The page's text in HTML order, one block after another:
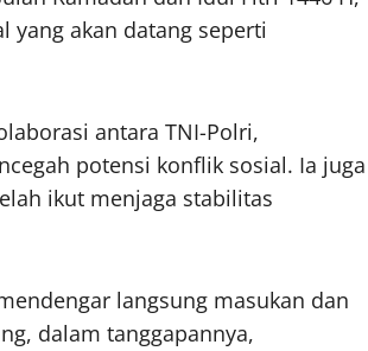
yang akan datang seperti
antara TNI-Polri,
potensi konflik sosial. Ia juga
ikut menjaga stabilitas
langsung masukan dan
dalam tanggapannya,